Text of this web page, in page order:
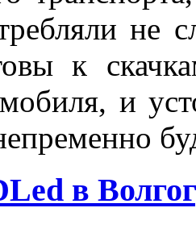
не
к
и
в